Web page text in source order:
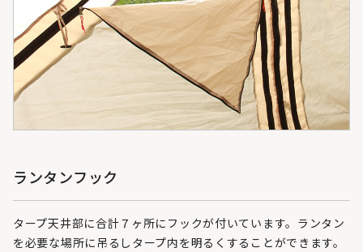
ランタンフック
タープ天井部に合計７ヶ所にフックが付いています。ランタン
を必要な場所に吊るしタープ内を明るくすることができます。